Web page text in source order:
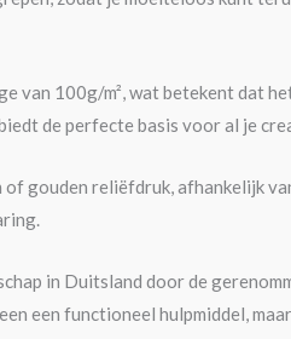
van 100g/m², wat betekent dat
de perfecte basis voor al je
gouden reliëfdruk, afhankelijk
in Duitsland door de
een functioneel hulpmiddel,